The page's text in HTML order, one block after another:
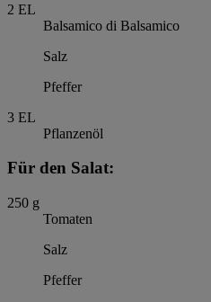
2 EL
Balsamico di Balsamico
Salz
Pfeffer
3 EL
Pflanzenöl
Für den Salat:
250 g
Tomaten
Salz
Pfeffer